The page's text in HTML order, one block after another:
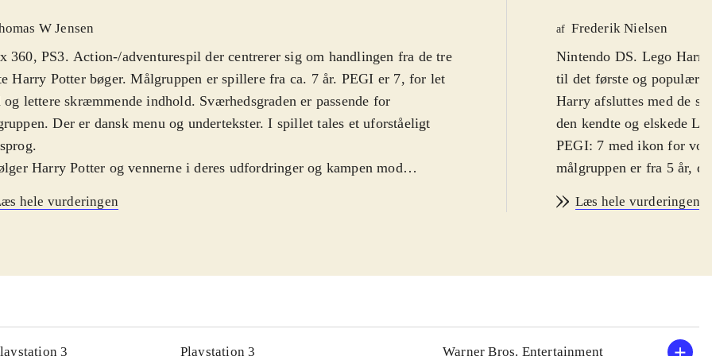
W Jensen
360, PS3. Action-/adventurespil der centrerer sig om handlingen fra de tre
Harry Potter bøger. Målgruppen er spillere fra ca. 7 år. PEGI er 7, for let
lettere skræmmende indhold. Sværhedsgraden er passende for
Der er dansk menu og undertekster. I spillet tales et uforståeligt
.
Harry Potter og vennerne i deres udfordringer og kampen mod
karakterer. Der er altid mindst to spilbare figurer. Som singleplayer
mulighed for online-spil. Forud for den endegyldige kamp mod
nødstedte personer fx andre Hogwarts-elever åbnes der for fx andre
og tøj til hovedpersonerne. Regulære kampe mod Voldemort og dennes
hele vurderingen
af Frederik Nielsen
Nintendo DS. Lego
til det første og populære
Harry afsluttes med de
den kendte og elskede
PEGI: 7 med ikon for
målgruppen er fra 5 år,
er en fordel for de yngre
primært bygget op af
banerne. Trolddom
indsamlingen og simple
Læs hele vurderingen
3 Playstation 3 Warner Bros. Entertainment